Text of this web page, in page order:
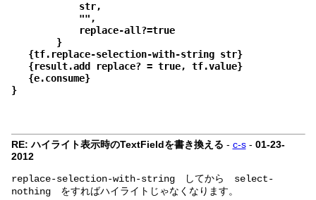
str,
"",
replace-all?=true
}
{tf.replace-selection-with-string str}
{result.add replace? = true, tf.value}
{e.consume}
}
RE: ハイライト表示時のTextFieldを書き換える - c-s- 01-23-
2012
replace-selection-with-stringしてから select-
nothing をすればハイライトじゃなくなります。